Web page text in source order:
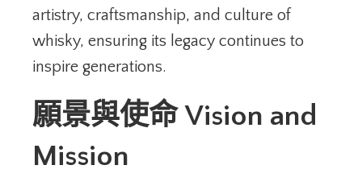
artistry, craftsmanship, and culture of
whisky, ensuring its legacy continues to
inspire generations.
願景與使命 Vision and
Mission